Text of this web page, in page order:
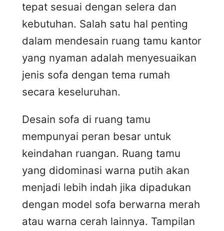
tepat sesuai dengan selera dan
kebutuhan. Salah satu hal penting
dalam mendesain ruang tamu kantor
yang nyaman adalah menyesuaikan
jenis sofa dengan tema rumah
secara keseluruhan.
Desain sofa di ruang tamu
mempunyai peran besar untuk
keindahan ruangan. Ruang tamu
yang didominasi warna putih akan
menjadi lebih indah jika dipadukan
dengan model sofa berwarna merah
atau warna cerah lainnya. Tampilan